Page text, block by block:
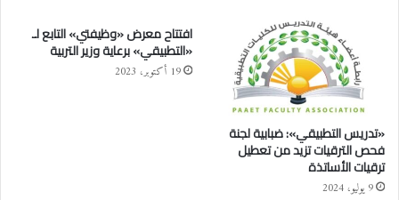
«تدريس التطبيقي»: ضبابية لجنة
فحص الترقيات تزيد من تعطيل
ترقيات الأساتذة
9 يوليو، 2024
افتتاح معرض «وظيفتي» التابع لـ
«التطبيقي» برعاية وزير التربية
19 أكتوبر، 2023